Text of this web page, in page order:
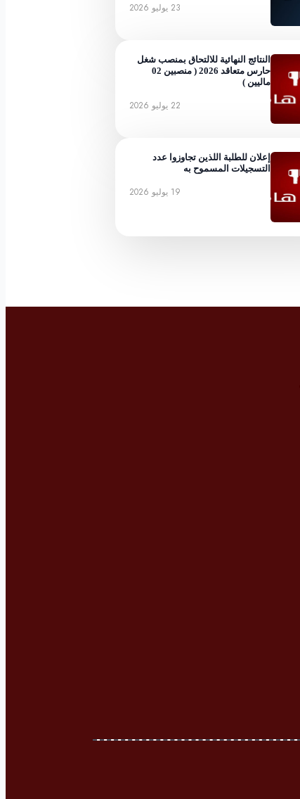
23 يوليو 2026
النتائج النهائية للالتحاق بمنصب شغل
حارس متعاقد 2026 ( منصبين 02
ماليين )
22 يوليو 2026
إعلان للطلبة اللذين تجاوزوا عدد
التسجيلات المسموح به
19 يوليو 2026